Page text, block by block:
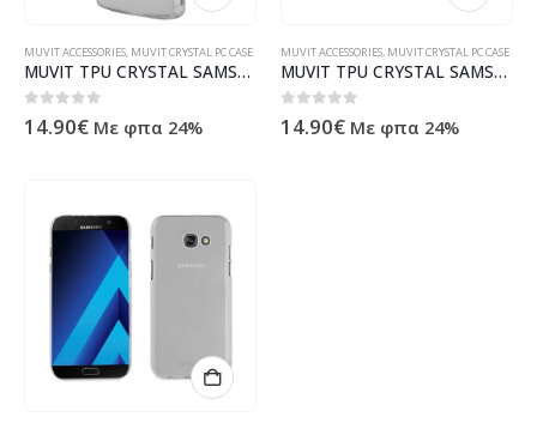
MUVIT ACCESSORIES, MUVIT CRYSTAL PC CASE
MUVIT TPU CRYSTAL SAMSUNG S7 trans backcover
0 out of 5
14.90€ Με φπα 24%
MUVIT ACCESSORIES, MUVIT CRYSTAL PC CASE
MUVIT TPU CRYSTAL SAMSUNG A8 2018 trans backcover
0 out of 5
14.90€ Με φπα 24%